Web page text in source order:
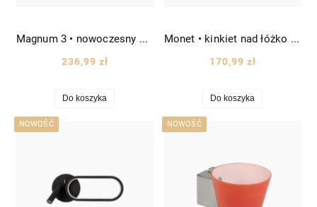
Magnum 3 • nowoczesny kinkiet z okrągłym abażurem z tkaniny kol. białego wys. 40 cm
236,99 zł
Do koszyka
Monet • kinkiet nad łóżko do sypialni LED koło Ø17 czarny
170,99 zł
Do koszyka
NOWOŚĆ NOWOŚĆ